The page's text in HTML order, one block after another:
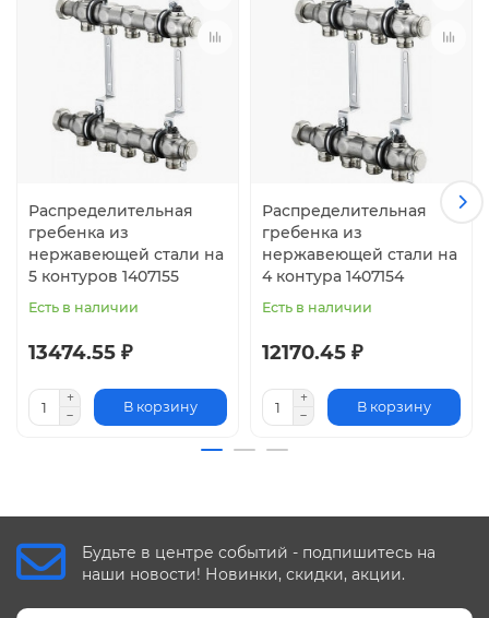
Распределительная
гребенка из
нержавеющей стали на
5 контуров 1407155
Есть в наличии
13474.55 ₽
В корзину
Распределительная
гребенка из
нержавеющей стали на
4 контура 1407154
Есть в наличии
12170.45 ₽
В корзину
Будьте в центре событий - подпишитесь на
наши новости! Новинки, скидки, акции.